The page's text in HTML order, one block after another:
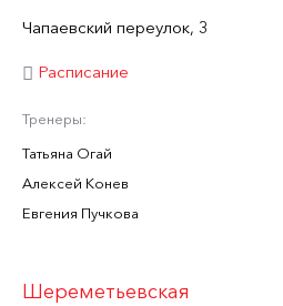
Чапаевский переулок, 3
Расписание
Тренеры:
Татьяна Огай
Алексей Конев
Евгения Пучкова
Шереметьевская